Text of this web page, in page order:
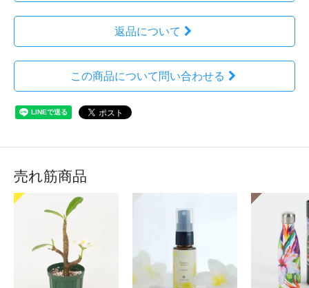
返品について
この商品について問い合わせる
売れ筋商品